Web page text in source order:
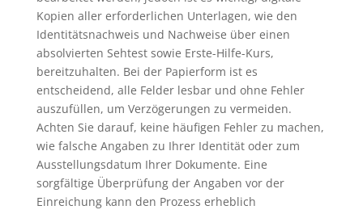
Kopien aller erforderlichen Unterlagen, wie den
Identitätsnachweis und Nachweise über einen
absolvierten Sehtest sowie Erste-Hilfe-Kurs,
bereitzuhalten. Bei der Papierform ist es
entscheidend, alle Felder lesbar und ohne Fehler
auszufüllen, um Verzögerungen zu vermeiden.
Achten Sie darauf, keine häufigen Fehler zu machen,
wie falsche Angaben zu Ihrer Identität oder zum
Ausstellungsdatum Ihrer Dokumente. Eine
sorgfältige Überprüfung der Angaben vor der
Einreichung kann den Prozess erheblich